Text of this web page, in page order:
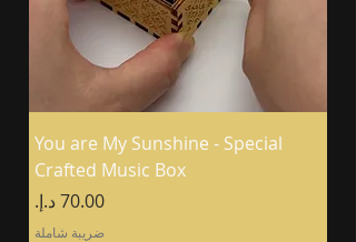
You are My Sunshine - Special
Crafted Music Box
السعر
ضريبة شاملة